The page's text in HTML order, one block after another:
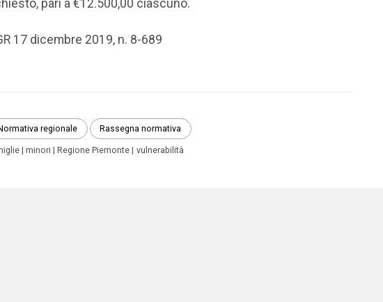
pari a €12.500,00 ciascuno.
17 dicembre 2019, n. 8-689
regionale Rassegna normativa
minori Regione Piemonte vulnerabilità